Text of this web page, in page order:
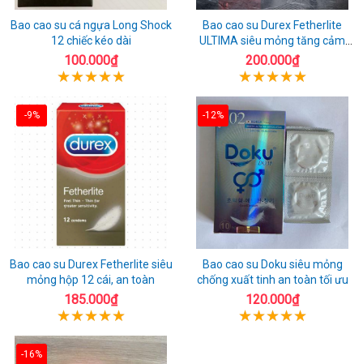
Bao cao su cá ngựa Long Shock
12 chiếc kéo dài
100.000₫
Bao cao su Durex Fetherlite
ULTIMA siêu mỏng tăng cảm
giác
200.000₫
-9%
Bao cao su Durex Fetherlite siêu
mỏng hộp 12 cái, an toàn
185.000₫
-12%
Bao cao su Doku siêu mỏng
chống xuất tinh an toàn tối ưu
120.000₫
-16%